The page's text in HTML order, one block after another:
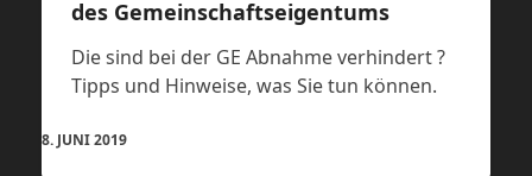
des Gemeinschaftseigentums
Die sind bei der GE Abnahme verhindert ?
Tipps und Hinweise, was Sie tun können.
8. JUNI 2019